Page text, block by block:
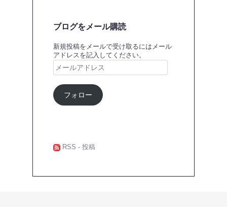
ブログをメール購読
新規投稿をメールで受け取るにはメール
アドレスを記入してください。
ー
ア
ド
レ
フォロー
RSS - 投稿